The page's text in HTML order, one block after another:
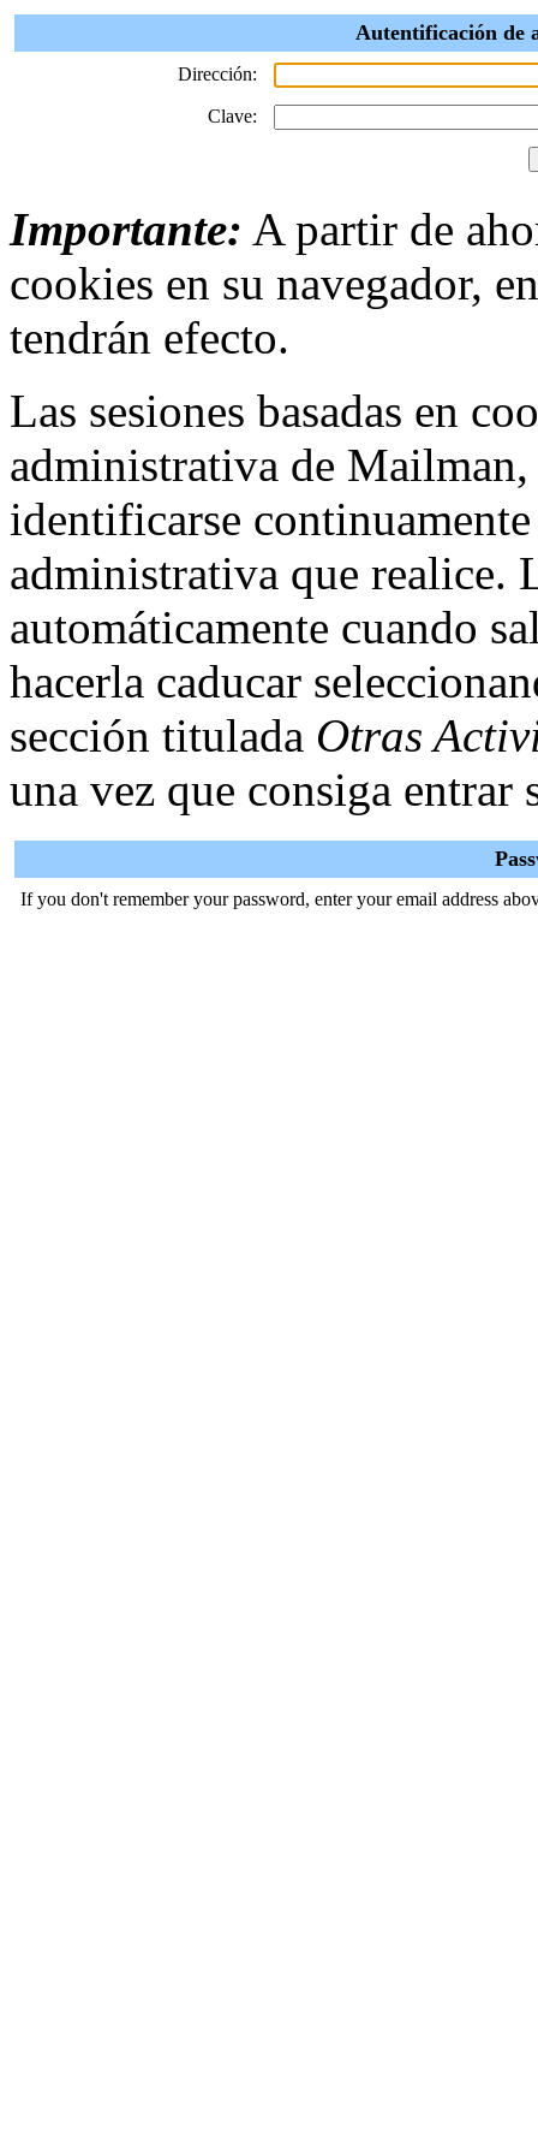
Autentificación de
Dirección:
Clave:
Importante: A partir de
cookies en su navegador,
tendrán efecto.
Las sesiones basadas en
administrativa de Mailman,
identificarse
administrativa que realice.
automáticamente cuando
hacerla caducar
sección titulada Otras
una vez que consiga entrar
If you don't remember your password, enter your email address